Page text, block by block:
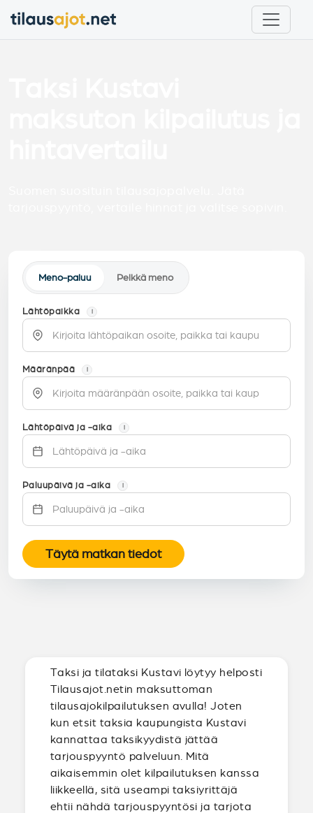
Meno-paluu Pelkkä meno
Lähtöpaikka i
Määränpää i
Lähtöpäivä ja -aika i
Paluupäivä ja -aika i
Täytä matkan tiedot
Taksi ja tilataksi Kustavi löytyy helposti
Tilausajot.netin maksuttoman
tilausajokilpailutuksen avulla! Joten
kun etsit taksia kaupungista Kustavi
kannattaa taksikyydistä jättää
tarjouspyyntö palveluun. Mitä
aikaisemmin olet kilpailutuksen kanssa
liikkeellä, sitä useampi taksiyrittäjä
ehtii nähdä tarjouspyyntösi ja tarjota